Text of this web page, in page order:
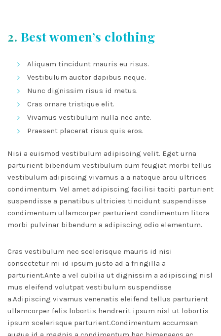
2. Best women’s clothing
Aliquam tincidunt mauris eu risus.
Vestibulum auctor dapibus neque.
Nunc dignissim risus id metus.
Cras ornare tristique elit.
Vivamus vestibulum nulla nec ante.
Praesent placerat risus quis eros.
Nisi a euismod vestibulum adipiscing velit. Eget urna
parturient bibendum vestibulum cum feugiat morbi tellus
vestibulum adipiscing vivamus a a natoque arcu ultrices
condimentum. Vel amet adipiscing facilisi taciti parturient
suspendisse a penatibus ultricies tincidunt suspendisse
condimentum ullamcorper parturient condimentum litora
morbi pulvinar bibendum a adipiscing odio elementum.
Cras vestibulum nec scelerisque mauris id nisi
consectetur mi id ipsum justo ad a fringilla a
parturient.Ante a vel cubilia ut dignissim a adipiscing nisl
mus eleifend volutpat vestibulum suspendisse
a.Adipiscing vivamus venenatis eleifend tellus parturient
ullamcorper felis lobortis hendrerit ipsum nisl ut lobortis
ipsum scelerisque parturient.Condimentum accumsan